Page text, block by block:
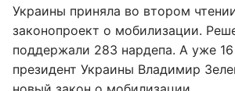
Украины приняла во втором
законопроект о мобилизации.
поддержали 283 нардепа. А уже 16
президент Украины Владимир